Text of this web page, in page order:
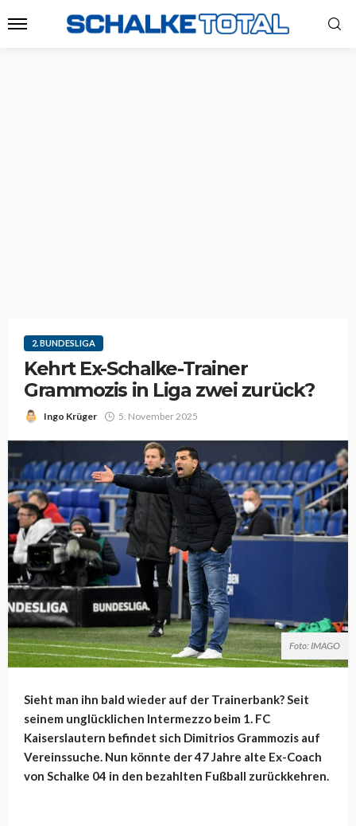
2. BUNDESLIGA
Kehrt Ex-Schalke-Trainer
Grammozis in Liga zwei zurück?
Ingo Krüger 5. November 2025
Foto: IMAGO
Sieht man ihn bald wieder auf der Trainerbank? Seit
seinem unglücklichen Intermezzo beim 1. FC
Kaiserslautern befindet sich Dimitrios Grammozis auf
Vereinssuche. Nun könnte der 47 Jahre alte Ex-Coach
von Schalke 04 in den bezahlten Fußball zurückkehren.